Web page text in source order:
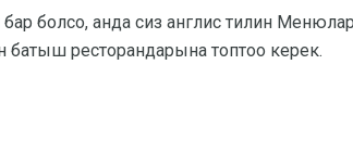
болсо, анда сиз англис тилин
батыш ресторандарына топтоо керек.